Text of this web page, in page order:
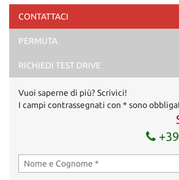
Ho letto e accettol'informativa privacy
Acconsento al trattamento dei miei dati
Invia la tua richiesta
CONTATTACI
PERMUTA
RICHIEDI TEST DRIVE
Vuoi saperne di più? Scrivici!
I campi contrassegnati con * sono